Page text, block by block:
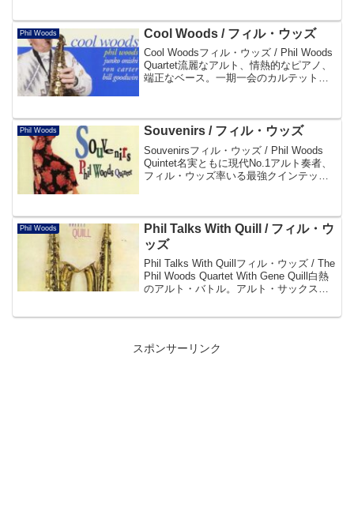
誇るフィル・ウッズの代表作として "名
盤" の評価を揺ぎないものにし...
Phil Woods Cool Woods / フィル・ウッズ
Cool Woodsフィル・ウッズ / Phil Woods
Quartet流麗なアルト、情熱的なピアノ、
端正なベース。一期一会のカルテットの
Phil Woods Souvenirs / フィル・ウッズ
Souvenirsフィル・ウッズ / Phil Woods
Quintet名実ともに現代No.1アルト奏者、
フィル・ウッズ率いる最強クインテット
Phil Woods
Phil Talks With Quill / フィル・ウ
ッズ
Phil Talks With Quillフィル・ウッズ / The
Phil Woods Quartet With Gene Quill白熱
のアルト・バトル。アルト・サックスの
がハード・バップの真髄を聴...
スポンサーリンク